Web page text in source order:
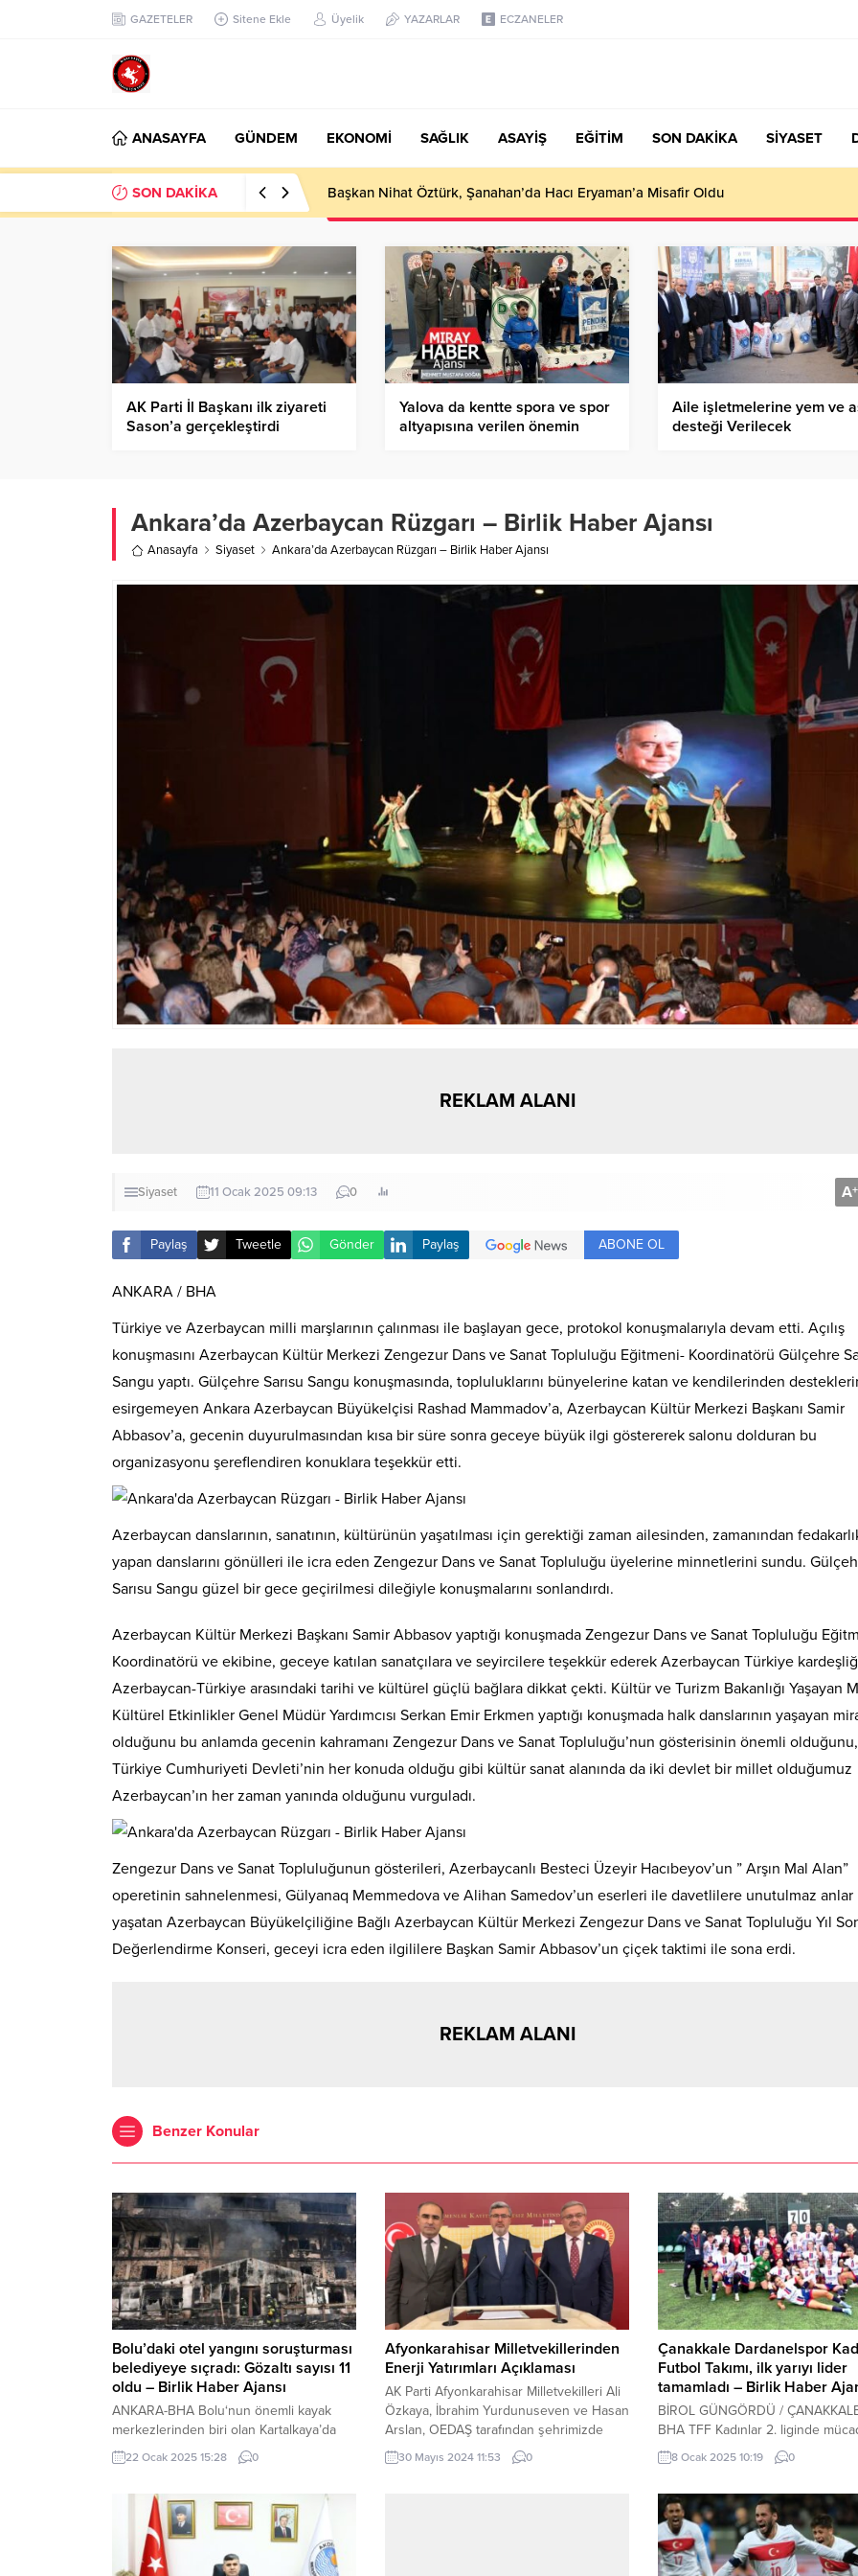
GAZETELER Sitene Ekle Üyelik YAZARLAR ECZANELER
ANASAYFA GÜNDEM EKONOMİ SAĞLIK ASAYİŞ EĞİTİM SON DAKİKA SİYASET
SON DAKİKA Başkan Nihat Öztürk, Şanahan’da Hacı Eryaman’a Misafir Oldu
AK Parti İl Başkanı ilk ziyareti
Sason’a gerçekleştirdi
Yalova da kentte spora ve spor
altyapısına verilen önemin
Aile işletmelerine yem ve
desteği Verilecek
Ankara’da Azerbaycan Rüzgarı – Birlik Haber Ajansı
Anasayfa Siyaset Ankara’da Azerbaycan Rüzgarı – Birlik Haber Ajansı
REKLAM ALANI
Siyaset 11 Ocak 2025 09:13 0 A+
Paylaş Tweetle Gönder Paylaş ABONE OL
ANKARA / BHA
Türkiye ve Azerbaycan milli marşlarının çalınması ile başlayan gece, protokol konuşmalarıyla devam etti. Açılış
konuşmasını Azerbaycan Kültür Merkezi Zengezur Dans ve Sanat Topluluğu Eğitmeni- Koordinatörü Gülçehre
Sangu yaptı. Gülçehre Sarısu Sangu konuşmasında, topluluklarını bünyelerine katan ve kendilerinden
esirgemeyen Ankara Azerbaycan Büyükelçisi Rashad Mammadov’a, Azerbaycan Kültür Merkezi Başkanı Samir
Abbasov’a, gecenin duyurulmasından kısa bir süre sonra geceye büyük ilgi göstererek salonu dolduran bu
organizasyonu şereflendiren konuklara teşekkür etti.
Azerbaycan danslarının, sanatının, kültürünün yaşatılması için gerektiği zaman ailesinden, zamanından
yapan danslarını gönülleri ile icra eden Zengezur Dans ve Sanat Topluluğu üyelerine minnetlerini sundu.
Sarısu Sangu güzel bir gece geçirilmesi dileğiyle konuşmalarını sonlandırdı.
Azerbaycan Kültür Merkezi Başkanı Samir Abbasov yaptığı konuşmada Zengezur Dans ve Sanat Topluluğu
Koordinatörü ve ekibine, geceye katılan sanatçılara ve seyircilere teşekkür ederek Azerbaycan Türkiye
Azerbaycan-Türkiye arasındaki tarihi ve kültürel güçlü bağlara dikkat çekti. Kültür ve Turizm Bakanlığı Yaşayan
Kültürel Etkinlikler Genel Müdür Yardımcısı Serkan Emir Erkmen yaptığı konuşmada halk danslarının yaşayan
olduğunu bu anlamda gecenin kahramanı Zengezur Dans ve Sanat Topluluğu’nun gösterisinin önemli olduğunu,
Türkiye Cumhuriyeti Devleti’nin her konuda olduğu gibi kültür sanat alanında da iki devlet bir millet olduğumuz
Azerbaycan’ın her zaman yanında olduğunu vurguladı.
Zengezur Dans ve Sanat Topluluğunun gösterileri, Azerbaycanlı Besteci Üzeyir Hacıbeyov’un ” Arşın Mal Alan”
operetinin sahnelenmesi, Gülyanaq Memmedova ve Alihan Samedov’un eserleri ile davetlilere unutulmaz anlar
yaşatan Azerbaycan Büyükelçiliğine Bağlı Azerbaycan Kültür Merkezi Zengezur Dans ve Sanat Topluluğu Yıl
Değerlendirme Konseri, geceyi icra eden ilgililere Başkan Samir Abbasov’un çiçek taktimi ile sona erdi.
REKLAM ALANI
Benzer Konular
Bolu’daki otel yangını soruşturması
belediyeye sıçradı: Gözaltı sayısı 11
oldu – Birlik Haber Ajansı
ANKARA-BHA Bolu‘nun önemli kayak
merkezlerinden biri olan Kartalkaya’da
dün meydana gelen ve 76 kişinin
ölümüne yol açan otel yangınına ilişkin
Başsavcılığı tarafından yürütülen
çalışmalar hız kesmeden devam ediyor.
Adalet Bakanı Yılmaz Tunç, sosyal medya
hesabından yaptığı açıklamada,
22 Ocak 2025 15:28 0
Afyonkarahisar Milletvekillerinden
Enerji Yatırımları Açıklaması
AK Parti Afyonkarahisar Milletvekilleri Ali
Özkaya, İbrahim Yurdunuseven ve Hasan
Arslan, OEDAŞ tarafından şehrimizde
çalışmaları başlayan yatırımlarla ilgili
açıklamalarda bulundular.
30 Mayıs 2024 11:53 0
Çanakkale Dardanelspor
Futbol Takımı, ilk yarıyı lider
tamamladı – Birlik Haber
BİROL GÜNGÖRDÜ /
BHA TFF Kadınlar 2. liginde
eden Çanakkale Dardanelspor
Futbol Takımı, 2024-2025
Futbol Federasyonu Kadınlar 2.
Grubu’nda oynadığı 8
kazanıp 1 beraberlik alarak 22
toplayan Dardanelspor Kadın
8 Ocak 2025 10:19 0